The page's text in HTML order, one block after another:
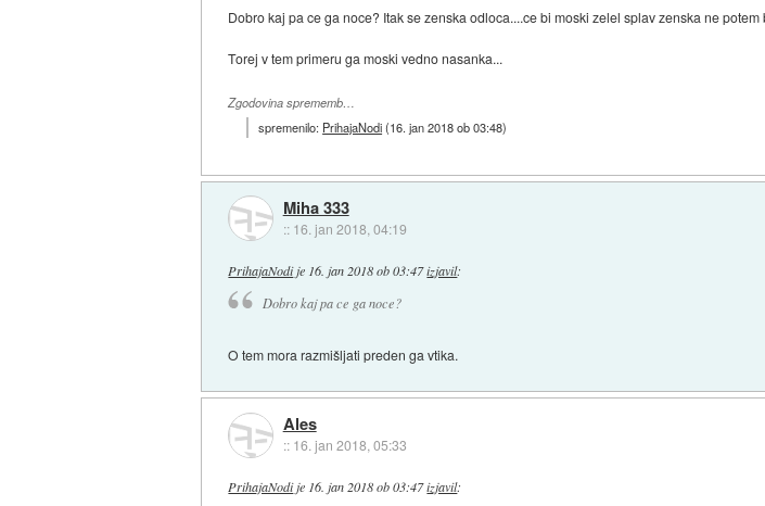
Dobro kaj pa ce ga noce? Itak se zenska odloca....ce bi moski zelel splav zenska ne
Torej v tem primeru ga moski vedno nasanka...
Zgodovina sprememb…
spremenilo: PrihajaNodi(16. jan 2018 ob 03:48)
Miha 333
:: 16. jan 2018, 04:19
PrihajaNodije 16. jan 2018 ob 03:47izjavil:
Dobro kaj pa ce ga noce?
O tem mora razmišljati preden ga vtika.
Ales
:: 16. jan 2018, 05:33
PrihajaNodije 16. jan 2018 ob 03:47izjavil: